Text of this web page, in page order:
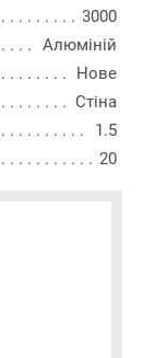
3000
Алюміній
Нове
Стіна
1.5
20